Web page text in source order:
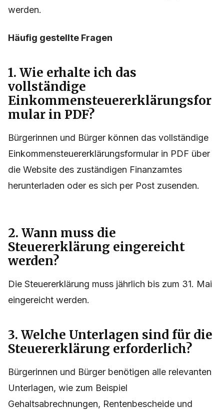
werden.
Häufig gestellte Fragen
1. Wie erhalte ich das
vollständige
Einkommensteuererklärungsfor
mular in PDF?
Bürgerinnen und Bürger können das vollständige
Einkommensteuererklärungsformular in PDF über
die Website des zuständigen Finanzamtes
herunterladen oder es sich per Post zusenden.
2. Wann muss die
Steuererklärung eingereicht
werden?
Die Steuererklärung muss jährlich bis zum 31. Mai
eingereicht werden.
3. Welche Unterlagen sind für die
Steuererklärung erforderlich?
Bürgerinnen und Bürger benötigen alle relevanten
Unterlagen, wie zum Beispiel
Gehaltsabrechnungen, Rentenbescheide und